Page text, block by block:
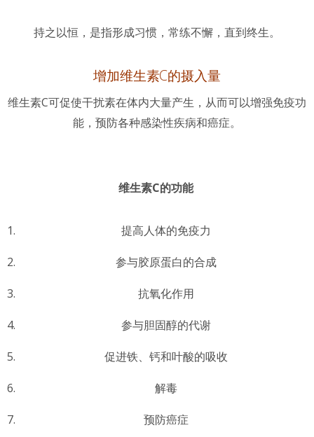
持之以恒，是指形成习惯，常练不懈，直到终生。
增加维生素C的摄入量
维生素C可促使干扰素在体内大量产生，从而可以增强免疫功
能，预防各种感染性疾病和癌症。
维生素C的功能
提高人体的免疫力
参与胶原蛋白的合成
抗氧化作用
参与胆固醇的代谢
促进铁、钙和叶酸的吸收
解毒
预防癌症